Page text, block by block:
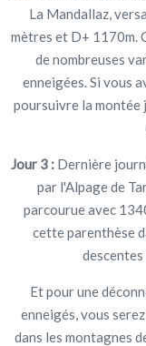
La Mandallaz,
mètres et D+ 1170m.
de nombreuses
enneigées. Si vous
poursuivre la montée
Jour 3 : Dernière
par l'Alpage de
parcourue avec
cette parenthèse
Et pour une
enneigés, vous
dans les montagnes